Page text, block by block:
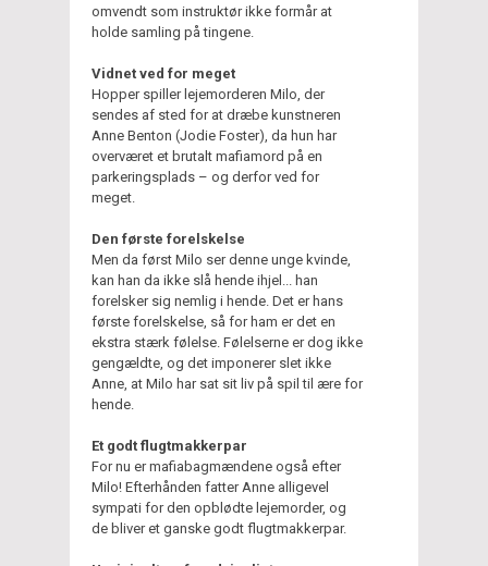
omvendt som instruktør ikke formår at
holde samling på tingene.
Vidnet ved for meget
Hopper spiller lejemorderen Milo, der
sendes af sted for at dræbe kunstneren
Anne Benton (Jodie Foster), da hun har
overværet et brutalt mafiamord på en
parkeringsplads – og derfor ved for
meget.
Den første forelskelse
Men da først Milo ser denne unge kvinde,
kan han da ikke slå hende ihjel... han
forelsker sig nemlig i hende. Det er hans
første forelskelse, så for ham er det en
ekstra stærk følelse. Følelserne er dog ikke
gengældte, og det imponerer slet ikke
Anne, at Milo har sat sit liv på spil til ære for
hende.
Et godt flugtmakkerpar
For nu er mafiabagmændene også efter
Milo! Efterhånden fatter Anne alligevel
sympati for den opblødte lejemorder, og
de bliver et ganske godt flugtmakkerpar.